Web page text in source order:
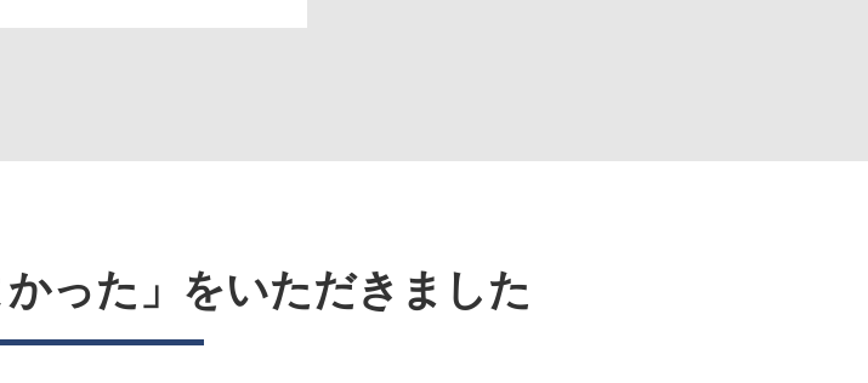
った」をいただきました